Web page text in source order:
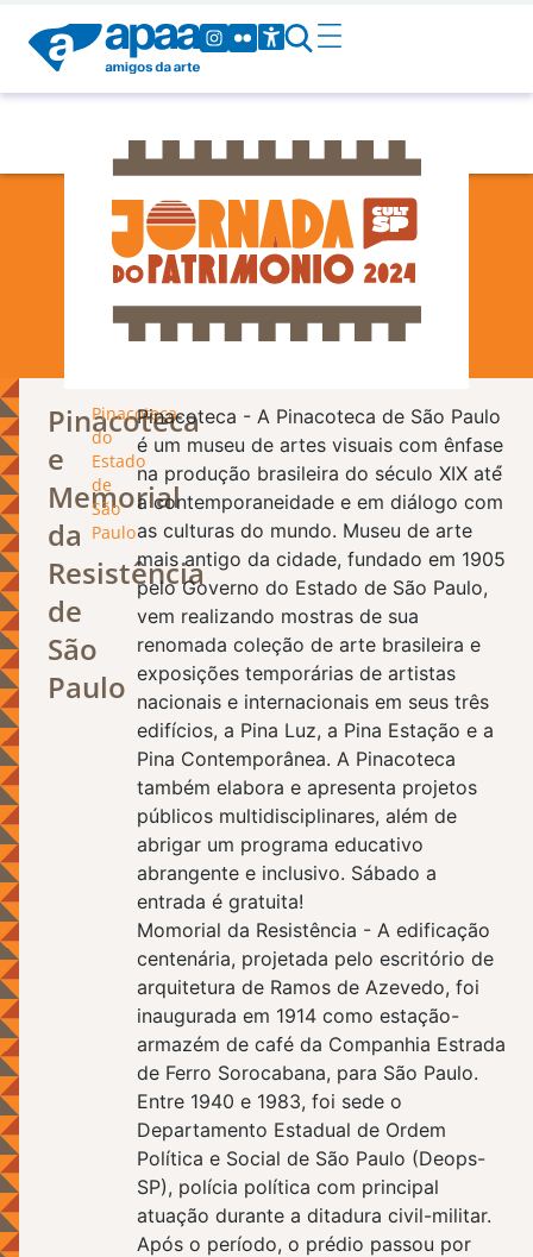
Patrimônio
Pinacoteca
e
Memorial
da
Resistência
de
São
Paulo
Pinacoteca
do
Estado
de
São
Paulo
Pinacoteca - A Pinacoteca de São Paulo
é um museu de artes visuais com ênfase
na produção brasileira do século XIX até́
a contemporaneidade e em diálogo com
as culturas do mundo. Museu de arte
mais antigo da cidade, fundado em 1905
pelo Governo do Estado de São Paulo,
vem realizando mostras de sua
renomada coleção de arte brasileira e
exposições temporárias de artistas
nacionais e internacionais em seus três
edifícios, a Pina Luz, a Pina Estação e a
Pina Contemporânea. A Pinacoteca
também elabora e apresenta projetos
públicos multidisciplinares, além de
abrigar um programa educativo
abrangente e inclusivo. Sábado a
entrada é gratuita!
Momorial da Resistência - A edificação
centenária, projetada pelo escritório de
arquitetura de Ramos de Azevedo, foi
inaugurada em 1914 como estação-
armazém de café da Companhia Estrada
de Ferro Sorocabana, para São Paulo.
Entre 1940 e 1983, foi sede o
Departamento Estadual de Ordem
Política e Social de São Paulo (Deops-
SP), polícia política com principal
atuação durante a ditadura civil-militar.
Após o período, o prédio passou por